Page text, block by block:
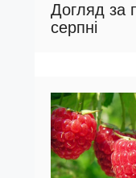
Догляд за
серпні